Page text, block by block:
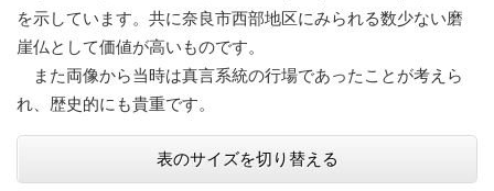
を示しています。共に奈良市西部地区にみられる数少ない磨
崖仏として価値が高いものです。
また両像から当時は真言系統の行場であったことが考えら
れ、歴史的にも貴重です。
表のサイズを切り替える